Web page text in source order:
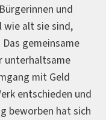
und
wie alt sie sind,
gemeinsame
unterhaltsame
mit Geld
entschieden und
beworben hat sich